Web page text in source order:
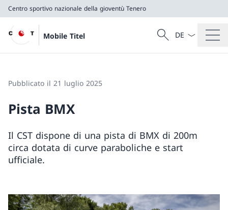
Centro sportivo nazionale della gioventù Tenero
Mobile Titel
Cercare
Ricerca
Dal menu a
Pubblicato il 21 luglio 2025
Pista BMX
Il CST dispone di una pista di BMX di 200m
circa dotata di curve paraboliche e start
ufficiale.